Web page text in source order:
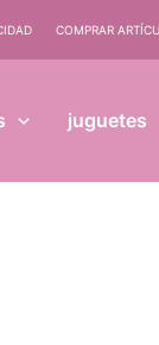
COMPRAR
juguetes